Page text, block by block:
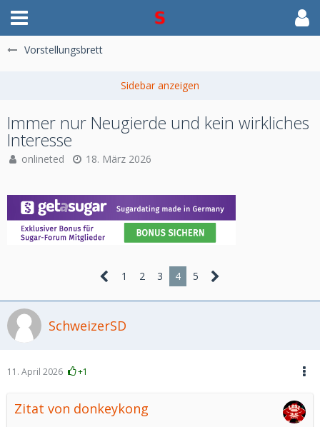
Vorstellungsbrett
Immer nur Neugierde und kein wirkliches
Interesse
onlineted 18. März 2026
1 2 3 4 5
SchweizerSD
11. April 2026 +1
Zitat von donkeykong